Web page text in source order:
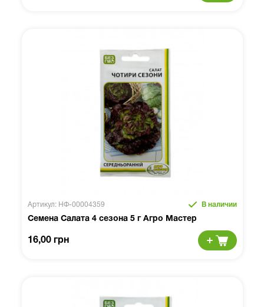
Артикул: НФ-00004359 В наличии
Семена Салата 4 сезона 5 г Агро Мастер
16,00 грн